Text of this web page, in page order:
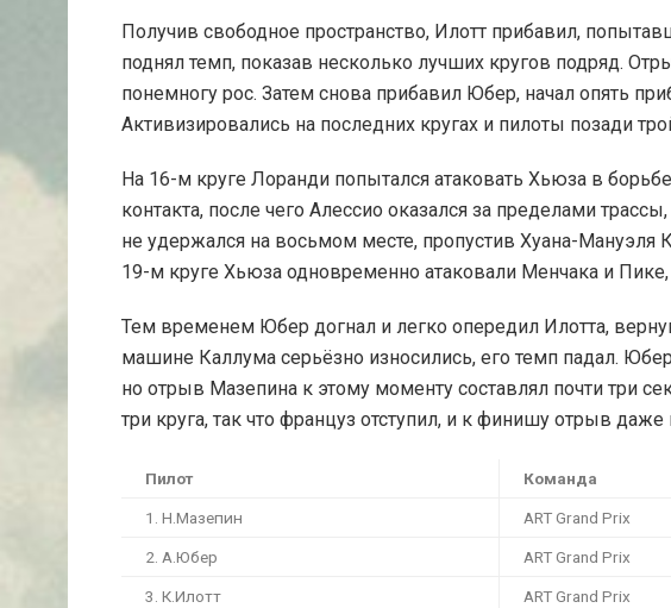
Получив свободное пространство, Илотт прибавил,
поднял темп, показав несколько лучших кругов подряд.
понемногу рос. Затем снова прибавил Юбер, начал опять
Активизировались на последних кругах и пилоты позади
На 16-м круге Лоранди попытался атаковать Хьюза в
контакта, после чего Алессио оказался за пределами
не удержался на восьмом месте, пропустив Хуана-
19-м круге Хьюза одновременно атаковали Менчака и Пике,
Тем временем Юбер догнал и легко опередил Илотта,
машине Каллума серьёзно износились, его темп падал.
но отрыв Мазепина к этому моменту составлял почти три
три круга, так что француз отступил, и к финишу отрыв
Пилот Команда
1. Н.Мазепин ART Grand Prix
2. А.Юбер ART Grand Prix
3. К.Илотт ART Grand Prix